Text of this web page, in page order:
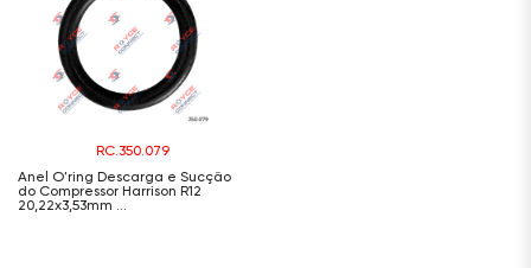
RC.350.079
Anel O'ring Descarga e Sucção
do Compressor Harrison R12
20,22x3,53mm ...